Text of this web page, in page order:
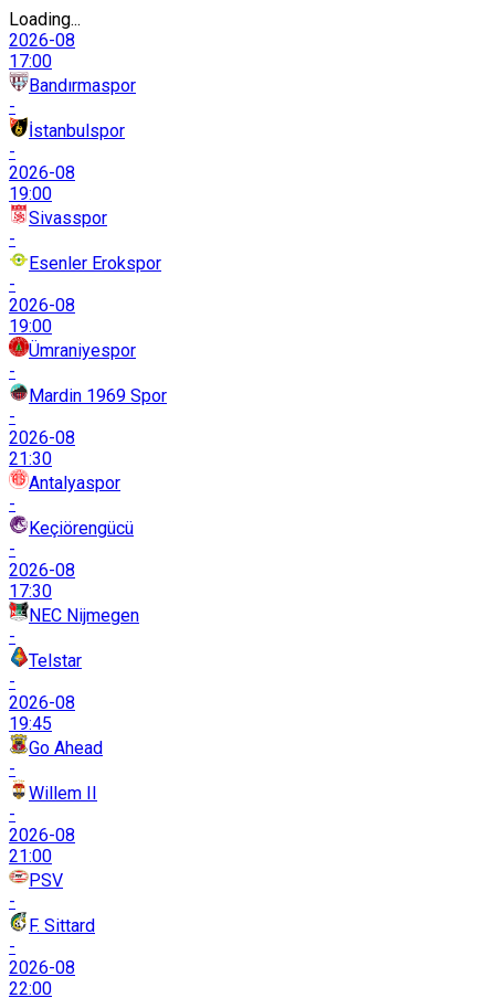
Loading...
2026-08
17:00
Bandırmaspor
-
İstanbulspor
-
2026-08
19:00
Sivasspor
-
Esenler Erokspor
-
2026-08
19:00
Ümraniyespor
-
Mardin 1969 Spor
-
2026-08
21:30
Antalyaspor
-
Keçiörengücü
-
2026-08
17:30
NEC Nijmegen
-
Telstar
-
2026-08
19:45
Go Ahead
-
Willem II
-
2026-08
21:00
PSV
-
F. Sittard
-
2026-08
22:00